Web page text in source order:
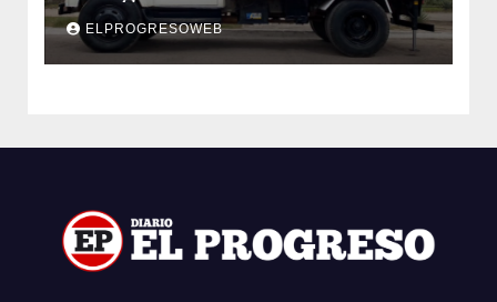
inversión de $35 millones con fondos
municipales
ELPROGRESOWEB